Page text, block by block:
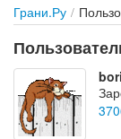
Грани.Ру /